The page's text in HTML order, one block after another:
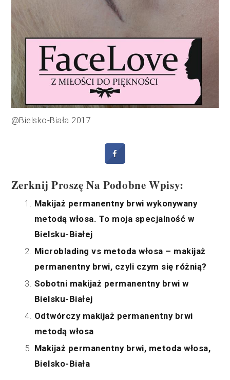
@Bielsko-Biała 2017
Zerknij Proszę Na Podobne Wpisy:
Makijaż permanentny brwi wykonywany
metodą włosa. To moja specjalność w
Bielsku-Białej
Microblading vs metoda włosa – makijaż
permanentny brwi, czyli czym się różnią?
Sobotni makijaż permanentny brwi w
Bielsku-Białej
Odtwórczy makijaż permanentny brwi
metodą włosa
Makijaż permanentny brwi, metoda włosa,
Bielsko-Biała